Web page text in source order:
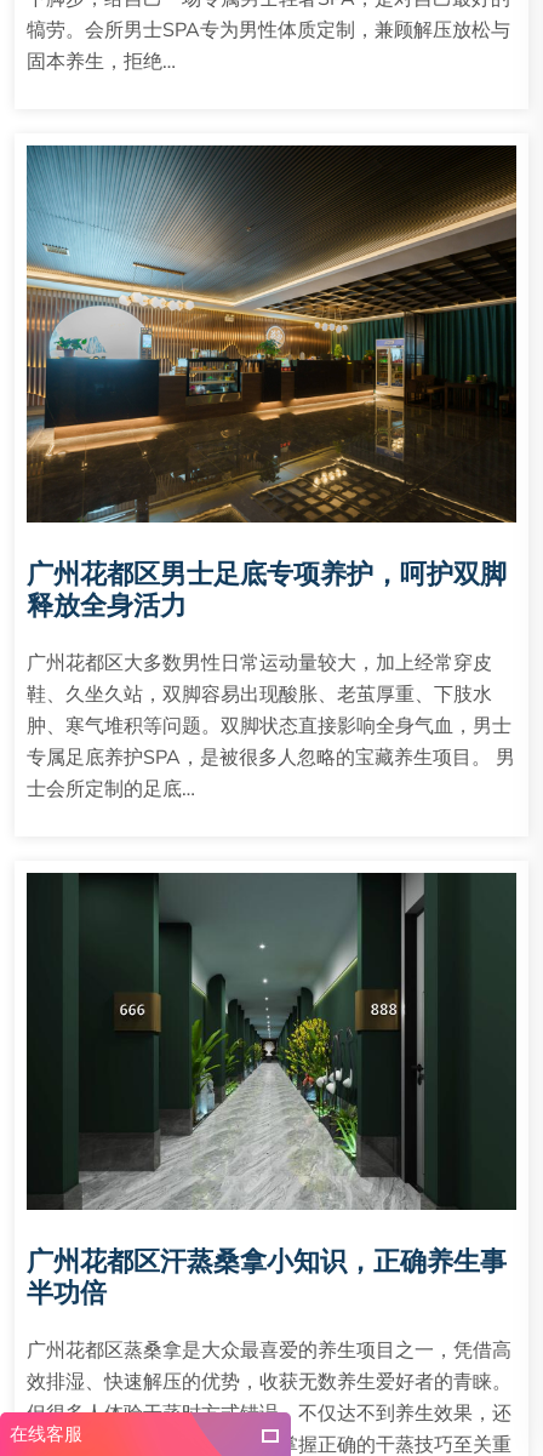
在线客服
犒劳。会所男士SPA专为男性体质定制，兼顾解压放松与
固本养生，拒绝…
广州花都区男士足底专项养护，呵护双脚
释放全身活力
广州花都区大多数男性日常运动量较大，加上经常穿皮
鞋、久坐久站，双脚容易出现酸胀、老茧厚重、下肢水
肿、寒气堆积等问题。双脚状态直接影响全身气血，男士
专属足底养护SPA，是被很多人忽略的宝藏养生项目。 男
士会所定制的足底…
广州花都区汗蒸桑拿小知识，正确养生事
半功倍
广州花都区蒸桑拿是大众最喜爱的养生项目之一，凭借高
效排湿、快速解压的优势，收获无数养生爱好者的青睐。
但很多人体验干蒸时方式错误，不仅达不到养生效果，还
容易出现头晕、胸闷等不适，掌握正确的干蒸技巧至关重